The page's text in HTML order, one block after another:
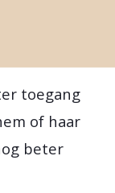
toegang
of haar
beter